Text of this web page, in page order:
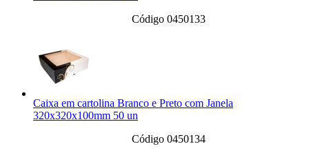
Código 0450133
Caixa em cartolina Branco e Preto com Janela
320x320x100mm 50 un
Código 0450134